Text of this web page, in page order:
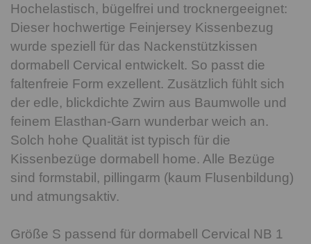
Hochelastisch, bügelfrei und trocknergeeignet:
Dieser hochwertige Feinjersey Kissenbezug
wurde speziell für das Nackenstützkissen
dormabell Cervical entwickelt. So passt die
faltenfreie Form exzellent. Zusätzlich fühlt sich
der edle, blickdichte Zwirn aus Baumwolle und
feinem Elasthan-Garn wunderbar weich an.
Solch hohe Qualität ist typisch für die
Kissenbezüge dormabell home. Alle Bezüge
sind formstabil, pillingarm (kaum Flusenbildung)
und atmungsaktiv.
Größe S passend für dormabell Cervical NB 1